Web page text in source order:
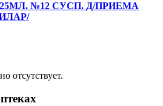
№12 СУСП. Д/ПРИЕМА
отсутствует.